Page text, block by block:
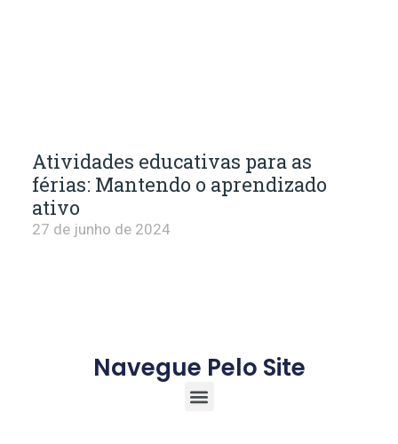
Atividades educativas para as
férias: Mantendo o aprendizado
ativo
27 de junho de 2024
Navegue Pelo Site